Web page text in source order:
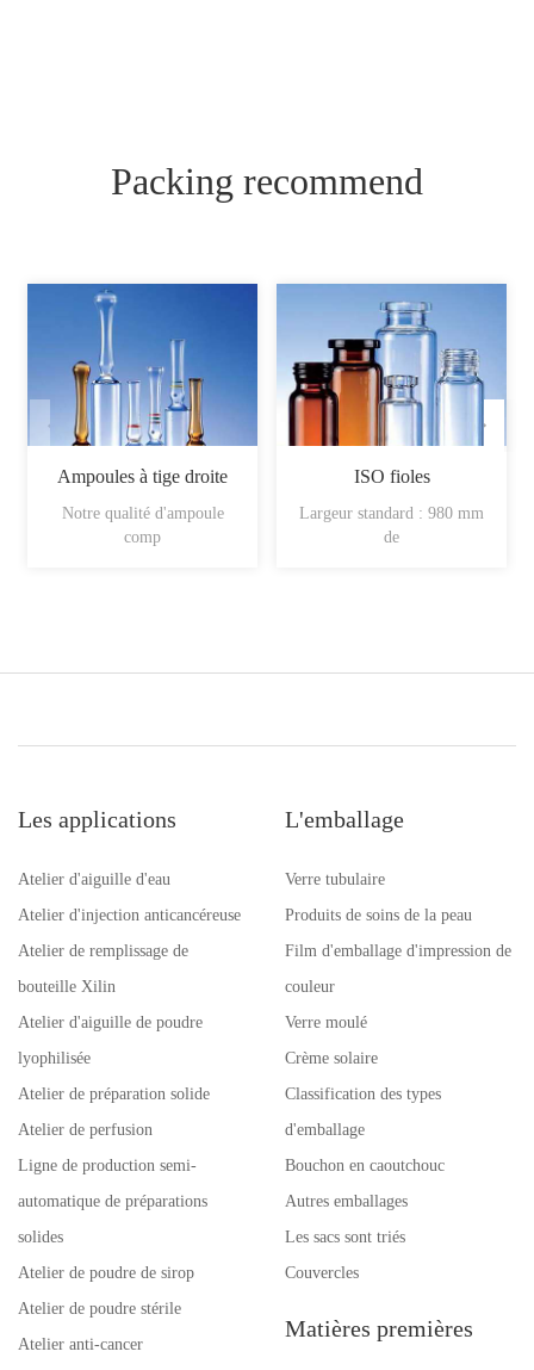
Packing recommend
Ampoules à tige droite
Notre qualité d'ampoule
comp
ISO fioles
Largeur standard : 980 mm
de
Les applications
Atelier d'aiguille d'eau
Atelier d'injection anticancéreuse
Atelier de remplissage de
bouteille Xilin
Atelier d'aiguille de poudre
lyophilisée
Atelier de préparation solide
Atelier de perfusion
Ligne de production semi-
automatique de préparations
solides
Atelier de poudre de sirop
Atelier de poudre stérile
Atelier anti-cancer
L'emballage
Verre tubulaire
Produits de soins de la peau
Film d'emballage d'impression de
couleur
Verre moulé
Crème solaire
Classification des types
d'emballage
Bouchon en caoutchouc
Autres emballages
Les sacs sont triés
Couvercles
Matières premières